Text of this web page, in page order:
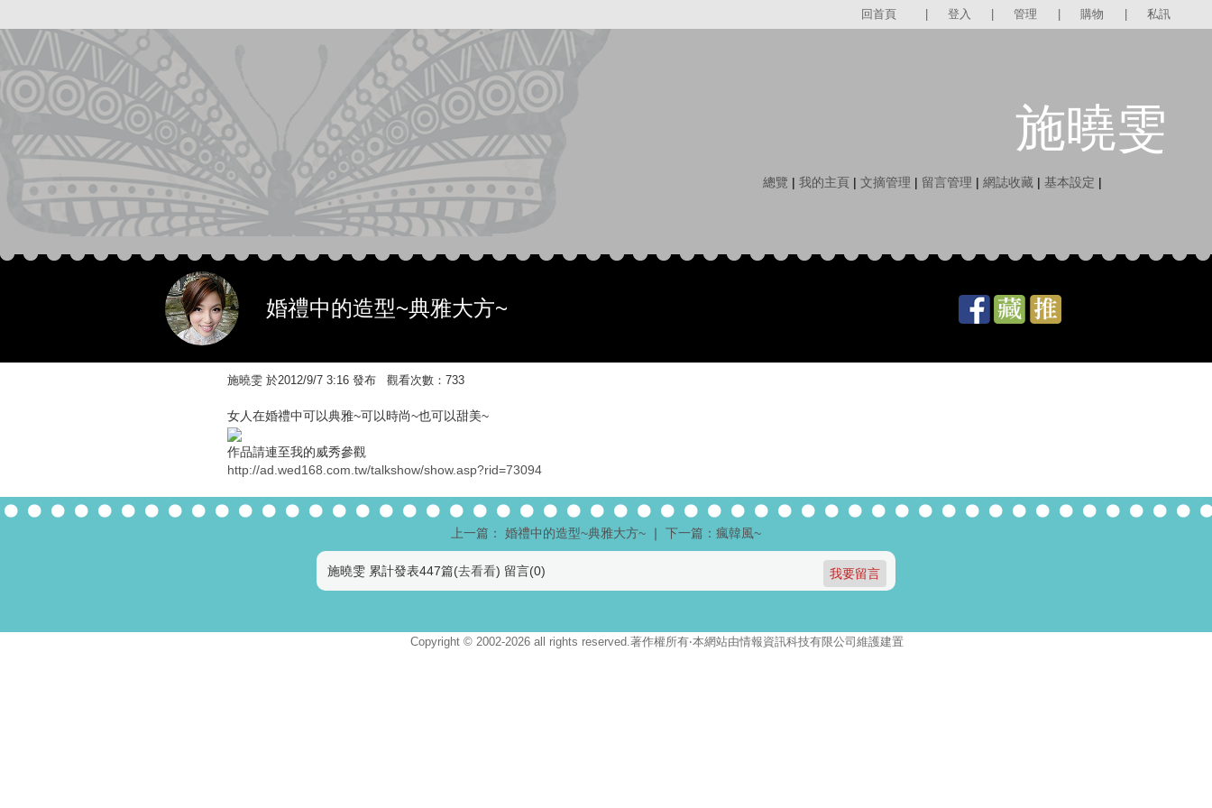
回首頁 登入 管理 購物 私訊
施曉雯
總覽 | 我的主頁 | 文摘管理 | 留言管理 | 網誌收藏 | 基本設定 |
婚禮中的造型~典雅大方~
施曉雯 於2012/9/7 3:16 發布 觀看次數：733
女人在婚禮中可以典雅~可以時尚~也可以甜美~
作品請連至我的威秀參觀
http://ad.wed168.com.tw/talkshow/show.asp?rid=73094
上一篇： 婚禮中的造型~典雅大方~ ｜ 下一篇：瘋韓風~
施曉雯 累計發表447篇(去看看) 留言(0)
Copyright © 2002-2026 all rights reserved.著作權所有‧本網站由情報資訊科技有限公司維護建置